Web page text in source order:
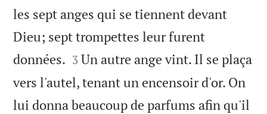
les sept anges qui se tiennent devant
Dieu; sept trompettes leur furent
données. 

3 Un autre ange vint. Il se plaça
vers l'autel, tenant un encensoir d'or. On
lui donna beaucoup de parfums afin qu'il